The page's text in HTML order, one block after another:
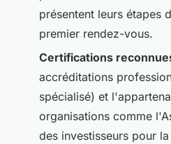
présentent leurs étapes
premier rendez-vous.
Certifications
accréditations
spécialisé) et
organisations comme
des investisseurs pour